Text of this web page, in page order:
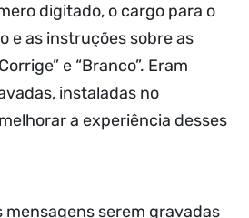
digitado, o cargo para o
e as instruções sobre as
e “Branco”. Eram
instaladas no
a experiência desses
mensagens serem gravadas